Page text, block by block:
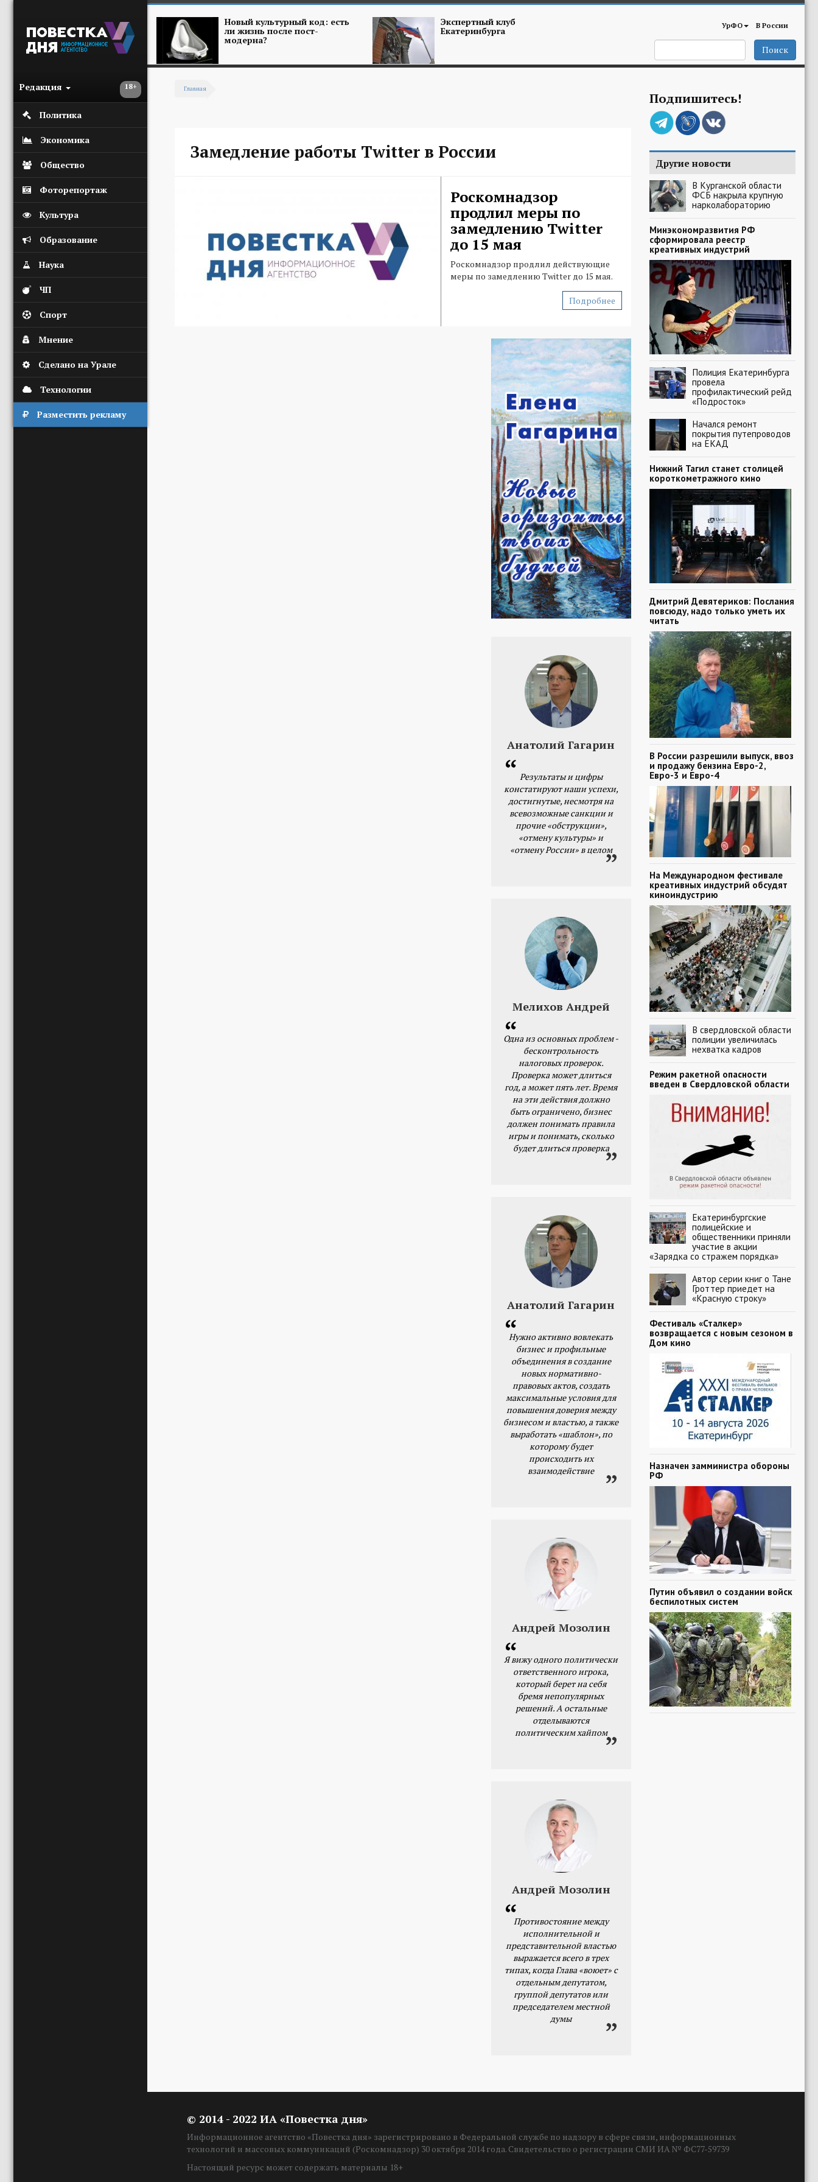
18+
Редакция
Политика
Экономика
Общество
Фоторепортаж
Культура
Образование
Наука
ЧП
Спорт
Мнение
Сделано на Урале
Технологии
Разместить рекламу
Новый культурный код: есть
ли жизнь после пост-
модерна?
Экспертный клуб
Екатеринбурга УрФО В России
Поиск
Главная
Замедление работы Twitter в России
Роскомнадзор
продлил меры по
замедлению Twitter
до 15 мая
Роскомнадзор продлил действующие
меры по замедлению Twitter до 15 мая.
Подробнее
Анатолий Гагарин
Результаты и цифры
констатируют наши успехи,
достигнутые, несмотря на
всевозможные санкции и
прочие «обструкции»,
«отмену культуры» и
«отмену России» в целом
Мелихов Андрей
Одна из основных проблем -
бесконтрольность
налоговых проверок.
Проверка может длиться
год, а может пять лет. Время
на эти действия должно
быть ограничено, бизнес
должен понимать правила
игры и понимать, сколько
будет длиться проверка
Анатолий Гагарин
Нужно активно вовлекать
бизнес и профильные
объединения в создание
новых нормативно-
правовых актов, создать
максимальные условия для
повышения доверия между
бизнесом и властью, а также
выработать «шаблон», по
которому будет
происходить их
взаимодействие
Андрей Мозолин
Я вижу одного политически
ответственного игрока,
который берет на себя
бремя непопулярных
решений. А остальные
отделываются
политическим хайпом
Андрей Мозолин
Противостояние между
исполнительной и
представительной властью
выражается всего в трех
типах, когда Глава «воюет» с
отдельным депутатом,
группой депутатов или
председателем местной
думы
Подпишитесь!
Другие новости
В Курганской области
ФСБ накрыла крупную
нарколабораторию
Минэкономразвития РФ
сформировала реестр
креативных индустрий
Полиция Екатеринбурга
провела
профилактический рейд
«Подросток»
Начался ремонт
покрытия путепроводов
на ЕКАД
Нижний Тагил станет столицей
короткометражного кино
Дмитрий Девятериков: Послания
повсюду, надо только уметь их
читать
В России разрешили выпуск, ввоз
и продажу бензина Евро-2,
Евро-3 и Евро-4
На Международном фестивале
креативных индустрий обсудят
киноиндустрию
В свердловской области
полиции увеличилась
нехватка кадров
Режим ракетной опасности
введен в Свердловской области
Екатеринбургские
полицейские и
общественники приняли
участие в акции
«Зарядка со стражем порядка»
Автор серии книг о Тане
Гроттер приедет на
«Красную строку»
Фестиваль «Сталкер»
возвращается с новым сезоном в
Дом кино
Назначен замминистра обороны
РФ
Путин объявил о создании войск
беспилотных систем
© 2014 - 2022 ИА «Повестка дня»
Информационное агентство «Повестка дня» зарегистрировано в Федеральной службе по надзору в сфере связи, информационных
технологий и массовых коммуникаций (Роскомнадзор) 30 октября 2014 года. Свидетельство о регистрации СМИ ИА № ФС77-59739
Настоящий ресурс может содержать материалы 18+